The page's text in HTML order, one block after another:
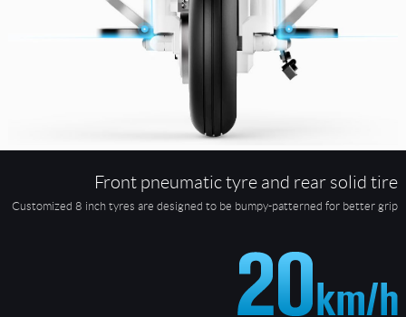
Front pneumatic tyre and rear solid tire
Customized 8 inch tyres are designed to be bumpy-patterned for better grip